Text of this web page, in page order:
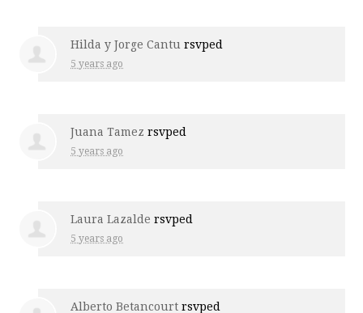
Hilda y Jorge Cantu rsvped
5 years ago
Juana Tamez rsvped
5 years ago
Laura Lazalde rsvped
5 years ago
Alberto Betancourt rsvped